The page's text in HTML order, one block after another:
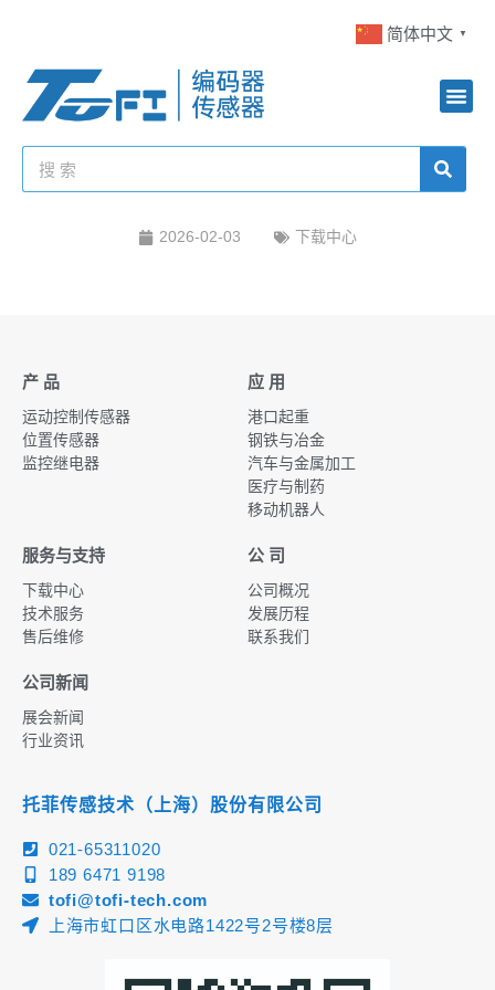
简体中文 ▼
2026-02-03 下载中心
产 品
运动控制传感器
位置传感器
监控继电器
应 用
港口起重
钢铁与冶金
汽车与金属加工
医疗与制药
移动机器人
服务与支持
下载中心
技术服务
售后维修
公 司
公司概况
发展历程
联系我们
公司新闻
展会新闻
行业资讯
托菲传感技术（上海）股份有限公司
021-65311020
189 6471 9198
tofi@tofi-tech.com
上海市虹口区水电路1422号2号楼8层